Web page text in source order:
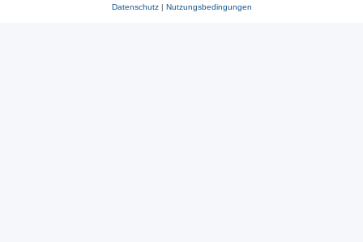
Datenschutz| Nutzungsbedingungen